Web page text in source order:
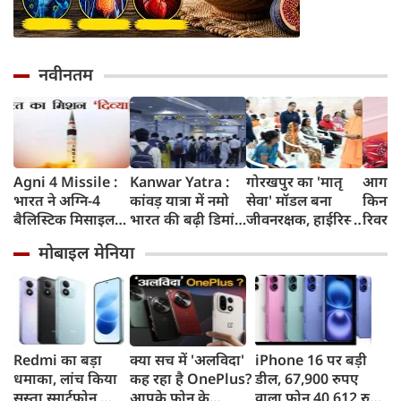
नवीनतम
Agni 4 Missile :
भारत ने अग्नि-4
बैलिस्टिक मिसाइल
किया, 4,000 KM
तक मारक क्षमता
Kanwar Yatra :
कांवड़ यात्रा में नमो
भारत की बढ़ी डिमांड,
कई स्टेशनों पर 50%
तक बढ़ी यात्रियों की
संख्या
गोरखपुर का 'मातृ
सेवा' मॉडल बना
जीवनरक्षक, हाईरिस्क
इलाज से बची 77
जिंदगियां
आगरा
रिवर
करेगी
मोबाइल मेनिया
Redmi का बड़ा
धमाका, लांच किया
क्या सच में 'अलविदा'
कह रहा है OnePlus?
iPhone 16 पर बड़ी
डील, 67,900 रुपए